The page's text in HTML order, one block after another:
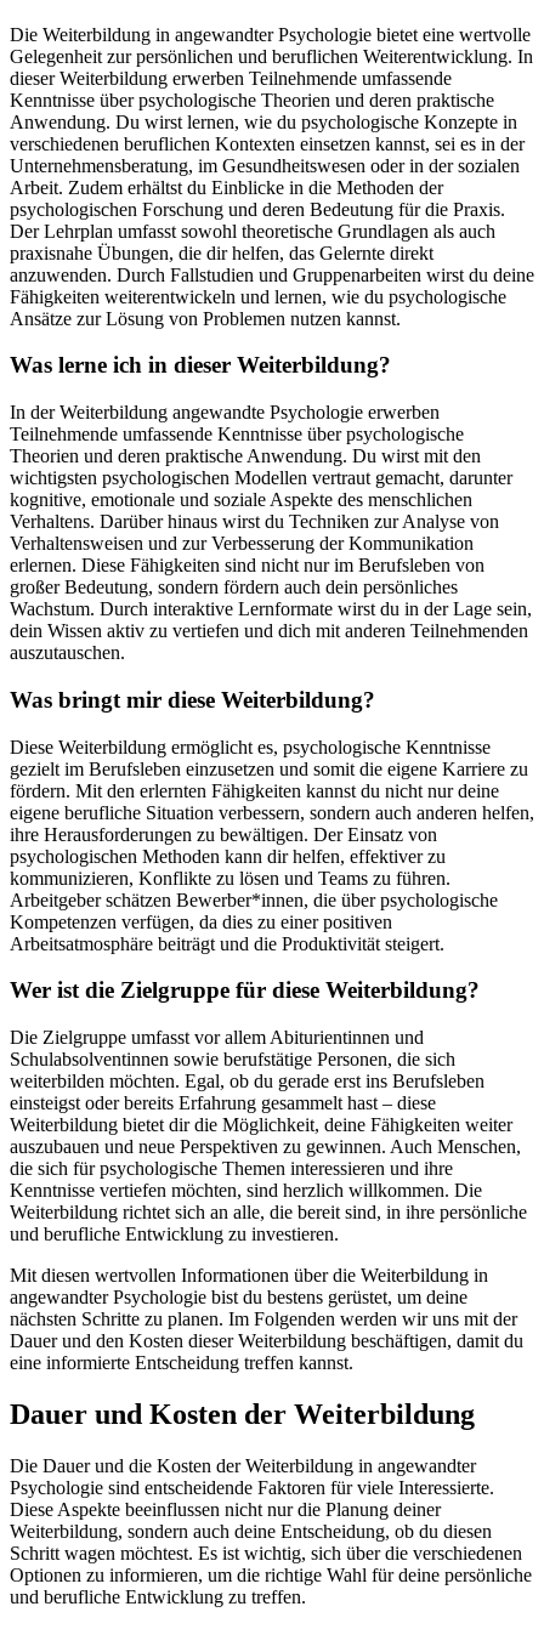
Die Weiterbildung in angewandter Psychologie bietet eine wertvolle
Gelegenheit zur persönlichen und beruflichen Weiterentwicklung. In
dieser Weiterbildung erwerben Teilnehmende umfassende
Kenntnisse über psychologische Theorien und deren praktische
Anwendung. Du wirst lernen, wie du psychologische Konzepte in
verschiedenen beruflichen Kontexten einsetzen kannst, sei es in der
Unternehmensberatung, im Gesundheitswesen oder in der sozialen
Arbeit. Zudem erhältst du Einblicke in die Methoden der
psychologischen Forschung und deren Bedeutung für die Praxis.
Der Lehrplan umfasst sowohl theoretische Grundlagen als auch
praxisnahe Übungen, die dir helfen, das Gelernte direkt
anzuwenden. Durch Fallstudien und Gruppenarbeiten wirst du deine
Fähigkeiten weiterentwickeln und lernen, wie du psychologische
Ansätze zur Lösung von Problemen nutzen kannst.
Was lerne ich in dieser Weiterbildung?
In der Weiterbildung angewandte Psychologie erwerben
Teilnehmende umfassende Kenntnisse über psychologische
Theorien und deren praktische Anwendung. Du wirst mit den
wichtigsten psychologischen Modellen vertraut gemacht, darunter
kognitive, emotionale und soziale Aspekte des menschlichen
Verhaltens. Darüber hinaus wirst du Techniken zur Analyse von
Verhaltensweisen und zur Verbesserung der Kommunikation
erlernen. Diese Fähigkeiten sind nicht nur im Berufsleben von
großer Bedeutung, sondern fördern auch dein persönliches
Wachstum. Durch interaktive Lernformate wirst du in der Lage sein,
dein Wissen aktiv zu vertiefen und dich mit anderen Teilnehmenden
auszutauschen.
Was bringt mir diese Weiterbildung?
Diese Weiterbildung ermöglicht es, psychologische Kenntnisse
gezielt im Berufsleben einzusetzen und somit die eigene Karriere zu
fördern. Mit den erlernten Fähigkeiten kannst du nicht nur deine
eigene berufliche Situation verbessern, sondern auch anderen helfen,
ihre Herausforderungen zu bewältigen. Der Einsatz von
psychologischen Methoden kann dir helfen, effektiver zu
kommunizieren, Konflikte zu lösen und Teams zu führen.
Arbeitgeber schätzen Bewerber*innen, die über psychologische
Kompetenzen verfügen, da dies zu einer positiven
Arbeitsatmosphäre beiträgt und die Produktivität steigert.
Wer ist die Zielgruppe für diese Weiterbildung?
Die Zielgruppe umfasst vor allem Abiturientinnen und
Schulabsolventinnen sowie berufstätige Personen, die sich
weiterbilden möchten. Egal, ob du gerade erst ins Berufsleben
einsteigst oder bereits Erfahrung gesammelt hast – diese
Weiterbildung bietet dir die Möglichkeit, deine Fähigkeiten weiter
auszubauen und neue Perspektiven zu gewinnen. Auch Menschen,
die sich für psychologische Themen interessieren und ihre
Kenntnisse vertiefen möchten, sind herzlich willkommen. Die
Weiterbildung richtet sich an alle, die bereit sind, in ihre persönliche
und berufliche Entwicklung zu investieren.
Mit diesen wertvollen Informationen über die Weiterbildung in
angewandter Psychologie bist du bestens gerüstet, um deine
nächsten Schritte zu planen. Im Folgenden werden wir uns mit der
Dauer und den Kosten dieser Weiterbildung beschäftigen, damit du
eine informierte Entscheidung treffen kannst.
Dauer und Kosten der Weiterbildung
Die Dauer und die Kosten der Weiterbildung in angewandter
Psychologie sind entscheidende Faktoren für viele Interessierte.
Diese Aspekte beeinflussen nicht nur die Planung deiner
Weiterbildung, sondern auch deine Entscheidung, ob du diesen
Schritt wagen möchtest. Es ist wichtig, sich über die verschiedenen
Optionen zu informieren, um die richtige Wahl für deine persönliche
und berufliche Entwicklung zu treffen.